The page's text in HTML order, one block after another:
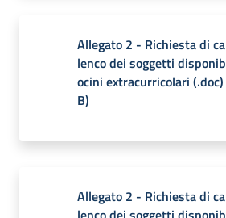
Allegato 2 - Richiesta di
lenco dei soggetti
ocini extracurricolari (.doc)
B)
Allegato 2 - Richiesta di